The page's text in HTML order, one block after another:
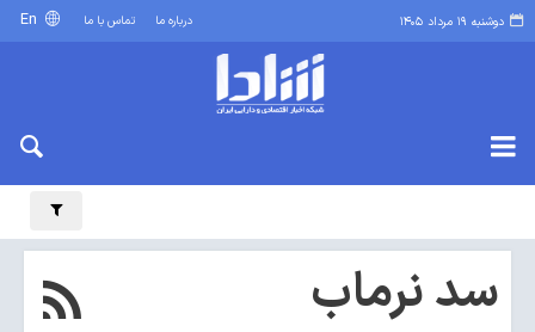
دوشنبه ۱۹ مرداد ۱۴۰۵ درباره ما تماس با ما
سد نرماب